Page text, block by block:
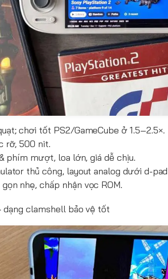
chơi tốt PS2/GameCube ở 1.5–2.5×.
rỡ, 500 nit.
phím mượt, loa lớn, giá dễ chịu.
thủ công, layout analog dưới d-
nhẹ, chấp nhận vọc ROM.
clamshell bảo vệ tốt